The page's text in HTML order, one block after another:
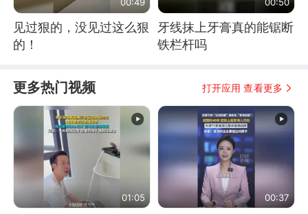
00:49
见过狠的，没见过这么狠
的！
00:50
牙线抹上牙膏真的能锯断
铁栏杆吗
更多热门视频 打开应用 查看更多
01:05 00:37